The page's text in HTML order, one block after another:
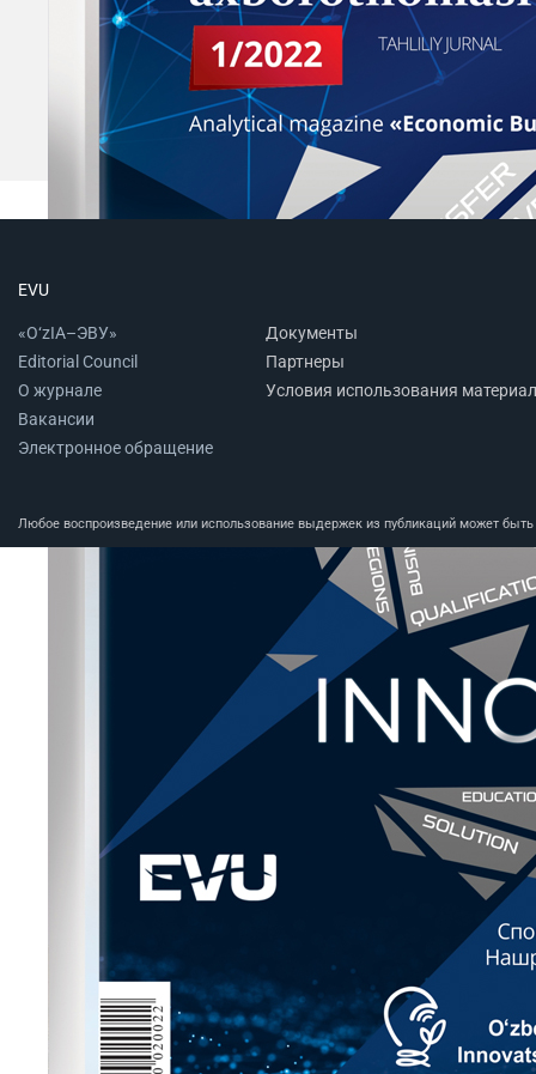
EVU
«O‘zIA–ЭВУ»
Editorial Council
О журнале
Вакансии
Электронное обращение
Документы
Партнеры
Условия использования
Любое воспроизведение или использование выдержек из публикаций может